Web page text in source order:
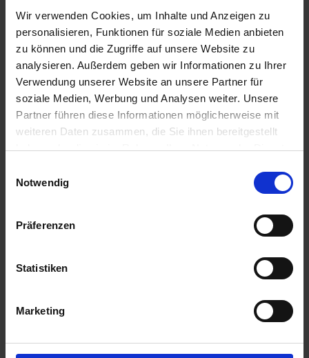
Wir verwenden Cookies, um Inhalte und Anzeigen zu
personalisieren, Funktionen für soziale Medien anbieten
zu können und die Zugriffe auf unsere Website zu
analysieren. Außerdem geben wir Informationen zu Ihrer
Verwendung unserer Website an unsere Partner für
soziale Medien, Werbung und Analysen weiter. Unsere
Partner führen diese Informationen möglicherweise mit
weiteren Daten zusammen, die Sie ihnen bereitgestellt
haben oder die sie im Rahmen Ihrer Nutzung der Dienste
Notwendig
Präferenzen
Statistiken
Marketing
Persönliche Beratung vor Ort - Jetzt Termin
vereinbaren
Tische in der Übersicht